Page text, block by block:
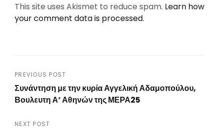
This site uses Akismet to reduce spam. Learn how
your comment data is processed.
Post
navigation
PREVIOUS POST
Συνάντηση με την κυρία Αγγελική Αδαμοπούλου,
Βουλευτη Α’ Αθηνών της ΜΕΡΑ25
Post
NEXT POST